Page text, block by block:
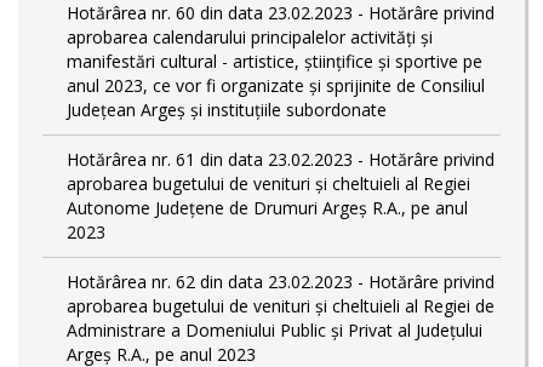
Hotărârea nr. 60 din data 23.02.2023 - Hotărâre privind
aprobarea calendarului principalelor activităţi şi
manifestări cultural - artistice, ştiinţifice şi sportive pe
anul 2023, ce vor fi organizate şi sprijinite de Consiliul
Judeţean Argeş şi instituţiile subordonate
Hotărârea nr. 61 din data 23.02.2023 - Hotărâre privind
aprobarea bugetului de venituri și cheltuieli al Regiei
Autonome Județene de Drumuri Argeș R.A., pe anul
2023
Hotărârea nr. 62 din data 23.02.2023 - Hotărâre privind
aprobarea bugetului de venituri și cheltuieli al Regiei de
Administrare a Domeniului Public și Privat al Județului
Argeș R.A., pe anul 2023